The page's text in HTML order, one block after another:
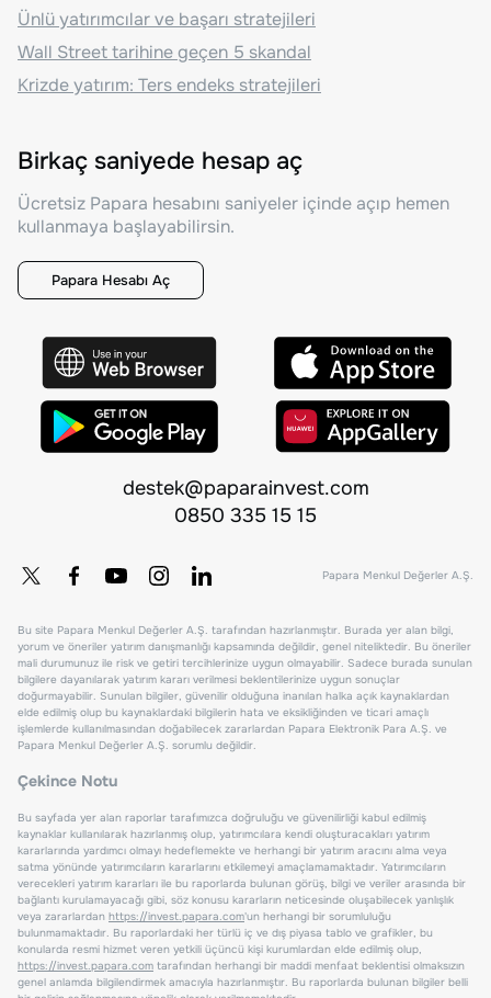
Ünlü yatırımcılar ve başarı stratejileri
Wall Street tarihine geçen 5 skandal
Krizde yatırım: Ters endeks stratejileri
Birkaç saniyede hesap aç
Ücretsiz Papara hesabını saniyeler içinde açıp hemen
kullanmaya başlayabilirsin.
Papara Hesabı Aç
destek@paparainvest.com
0850 335 15 15
Papara Menkul Değerler A.Ş.
Bu site Papara Menkul Değerler A.Ş. tarafından hazırlanmıştır. Burada yer alan bilgi,
yorum ve öneriler yatırım danışmanlığı kapsamında değildir, genel niteliktedir. Bu öneriler
mali durumunuz ile risk ve getiri tercihlerinize uygun olmayabilir. Sadece burada sunulan
bilgilere dayanılarak yatırım kararı verilmesi beklentilerinize uygun sonuçlar
doğurmayabilir. Sunulan bilgiler, güvenilir olduğuna inanılan halka açık kaynaklardan
elde edilmiş olup bu kaynaklardaki bilgilerin hata ve eksikliğinden ve ticari amaçlı
işlemlerde kullanılmasından doğabilecek zararlardan Papara Elektronik Para A.Ş. ve
Papara Menkul Değerler A.Ş. sorumlu değildir.
Çekince Notu
Bu sayfada yer alan raporlar tarafımızca doğruluğu ve güvenilirliği kabul edilmiş
kaynaklar kullanılarak hazırlanmış olup, yatırımcılara kendi oluşturacakları yatırım
kararlarında yardımcı olmayı hedeflemekte ve herhangi bir yatırım aracını alma veya
satma yönünde yatırımcıların kararlarını etkilemeyi amaçlamamaktadır. Yatırımcıların
verecekleri yatırım kararları ile bu raporlarda bulunan görüş, bilgi ve veriler arasında bir
bağlantı kurulamayacağı gibi, söz konusu kararların neticesinde oluşabilecek yanlışlık
veya zararlardan https://invest.papara.com'un herhangi bir sorumluluğu
bulunmamaktadır. Bu raporlardaki her türlü iç ve dış piyasa tablo ve grafikler, bu
konularda resmi hizmet veren yetkili üçüncü kişi kurumlardan elde edilmiş olup,
https://invest.papara.com tarafından herhangi bir maddi menfaat beklentisi olmaksızın
genel anlamda bilgilendirmek amacıyla hazırlanmıştır. Bu raporlarda bulunan bilgiler belli